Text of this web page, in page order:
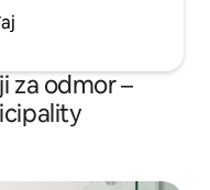
za odmor –